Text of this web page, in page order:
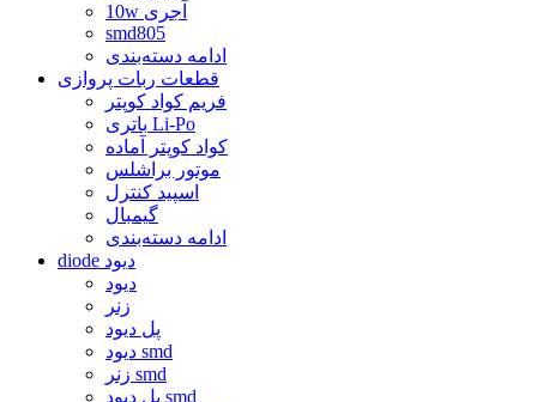
10w آجری
smd805
ادامه دسته‌بندی
قطعات ربات پروازی
فریم کواد کوپتر
باتری Li-Po
کواد کوپتر آماده
موتور براشلس
اسپید کنترل
گیمبال
ادامه دسته‌بندی
diode دیود
دیود
زنر
پل دیود
دیود smd
زنر smd
پل دیود smd